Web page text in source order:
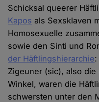
Schicksal queerer
Kapos als Sexsklaven
Homosexuelle
sowie den Sinti und
der Häftlingshierarchie:
Zigeuner (sic), also
Winkel, waren die
schwersten unter den
Cookies